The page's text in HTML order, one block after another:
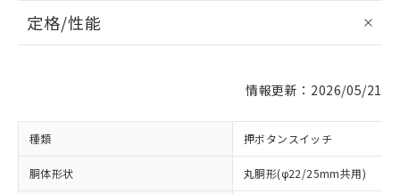
定格/性能
情報更新：2026/05/21
種類 押ボタンスイッチ
胴体形状 丸胴形(φ22/25mm共用)